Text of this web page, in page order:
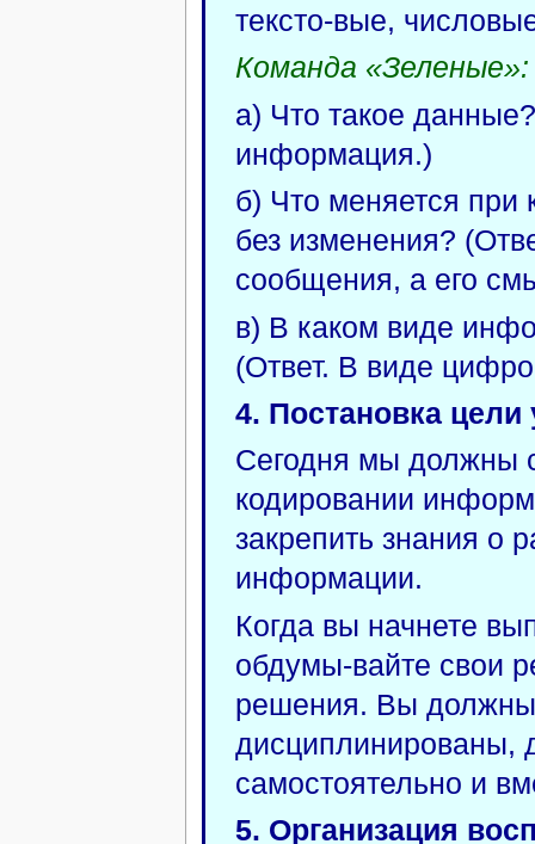
тексто-вые,
Команда «Зеленые»:
а) Что такое
информация.)
б) Что меняется при
без изменения?
сообщения, а его
в) В каком виде
(Ответ. В виде
4. Постановка
Сегодня мы должны
кодировании
закрепить знания о
информации.
Когда вы начнете
обдумы-вайте свои
решения. Вы должны
дисциплинированы,
самостоятельно и
5. Организация